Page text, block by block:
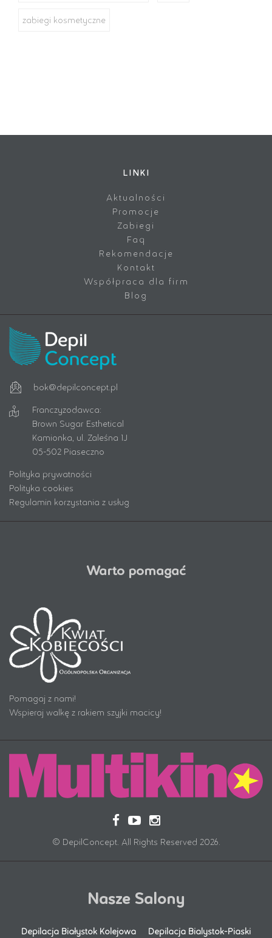
zabiegi kosmetyczne
LINKI
Aktualności
Promocje
Zabiegi
Faq
Rekomendacje
Kontakt
Współpraca dla firm
Blog
bok@depilconcept.pl
Franczyzodawca:
Brown Sugar Esthetical
Kamionka, ul. Zaleśna 1J
05-502 Piaseczno
Polityka prywatności
Polityka cookies
Regulamin korzystania z usług
Warto pomagać
Pomagaj z nami!
Wspieraj walkę z rakiem szyjki macicy!
© DepilConcept. All Rights Reserved 2026.
Nasze Salony
Depilacja Białystok Kolejowa
Depilacja Bialystok-Piaski